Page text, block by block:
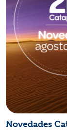
Novedades